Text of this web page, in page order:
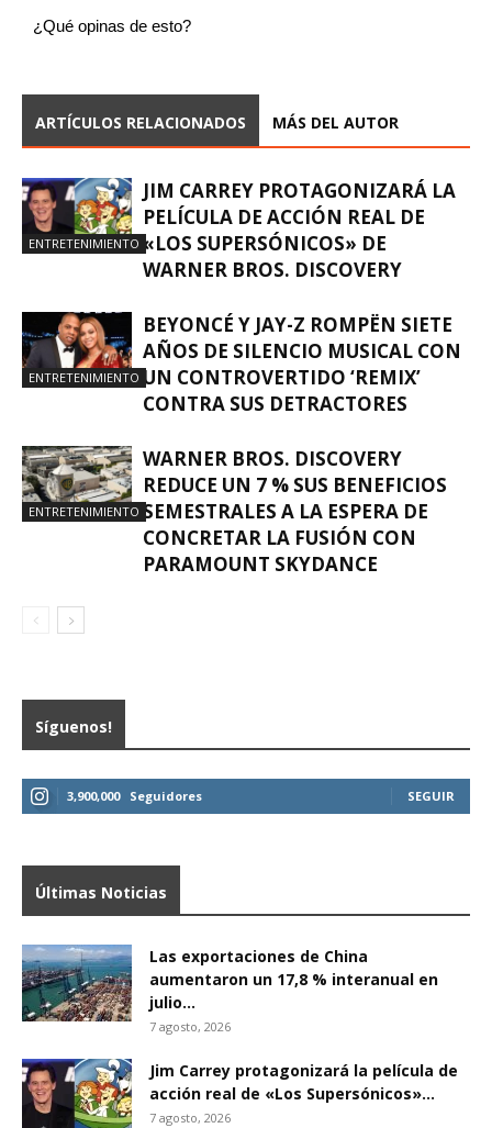
¿Qué opinas de esto?
ARTÍCULOS RELACIONADOS MÁS DEL AUTOR
ENTRETENIMIENTO
JIM CARREY PROTAGONIZARÁ LA
PELÍCULA DE ACCIÓN REAL DE
«LOS SUPERSÓNICOS» DE
WARNER BROS. DISCOVERY
ENTRETENIMIENTO
BEYONCÉ Y JAY-Z ROMPËN SIETE
AÑOS DE SILENCIO MUSICAL CON
UN CONTROVERTIDO ‘REMIX’
CONTRA SUS DETRACTORES
ENTRETENIMIENTO
WARNER BROS. DISCOVERY
REDUCE UN 7 % SUS BENEFICIOS
SEMESTRALES A LA ESPERA DE
CONCRETAR LA FUSIÓN CON
PARAMOUNT SKYDANCE
Síguenos!
3,900,000 Seguidores SEGUIR
Últimas Noticias
Las exportaciones de China
aumentaron un 17,8 % interanual en
julio...
7 agosto, 2026
Jim Carrey protagonizará la película de
acción real de «Los Supersónicos»...
7 agosto, 2026